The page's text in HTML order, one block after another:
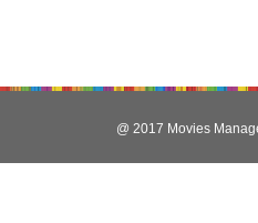
@ 2017 Movies